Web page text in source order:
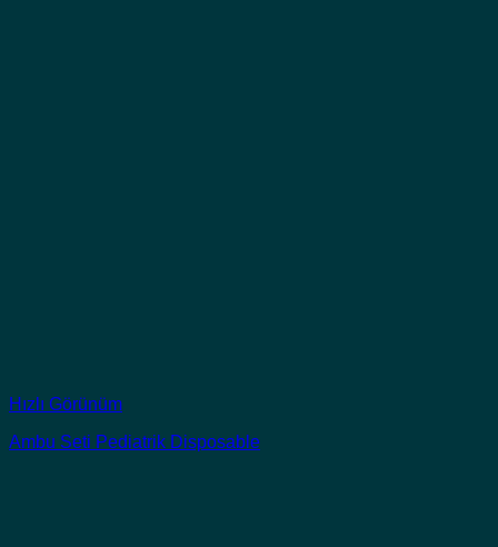
Hızlı Görünüm
Ambu Seti Pediatrik Disposable